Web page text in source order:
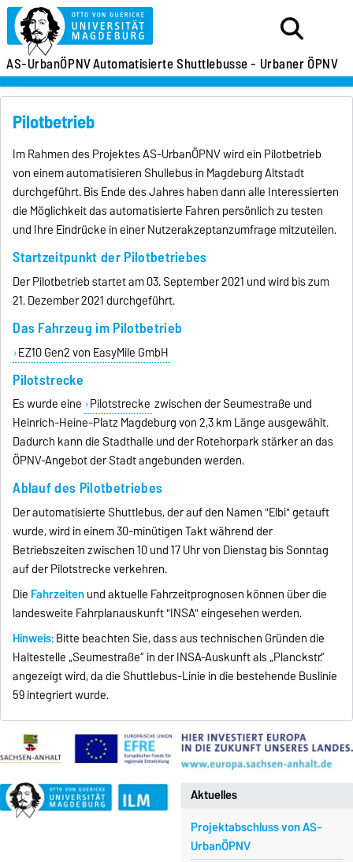
AS-UrbanÖPNVAutomatisierte Shuttlebusse - Urbaner ÖPNV
Pilotbetrieb
Im Rahmen des Projektes AS-UrbanÖPNV wird ein Pilotbetrieb
von einem automatisieren Shullebus in Magdeburg Altstadt
durchgeführt. Bis Ende des Jahres haben dann alle Interessierten
die Möglichkeit das automatisierte Fahren persönlich zu testen
und Ihre Eindrücke in einer Nutzerakzeptanzumfrage mitzuteilen.
Startzeitpunkt der Pilotbetriebes
Der Pilotbetrieb startet am 03. September 2021 und wird bis zum
21. Dezember 2021 durchgeführt.
Das Fahrzeug im Pilotbetrieb
EZ10 Gen2 von EasyMile GmbH
Pilotstrecke
Es wurde eine Pilotstrecke zwischen der Seumestraße und
Heinrich-Heine-Platz Magdeburg von 2,3 km Länge ausgewählt.
Dadurch kann die Stadthalle und der Rotehorpark stärker an das
ÖPNV-Angebot der Stadt angebunden werden.
Ablauf des Pilotbetriebes
Der automatisierte Shuttlebus, der auf den Namen "Elbi" getauft
wurde, wird in einem 30-minütigen Takt während der
Betriebszeiten zwischen 10 und 17 Uhr von Dienstag bis Sonntag
auf der Pilotstrecke verkehren.
Die Fahrzeitenund aktuelle Fahrzeitprognosen können über die
landesweite Fahrplanauskunft "INSA" eingesehen werden.
Hinweis:Bitte beachten Sie, dass aus technischen Gründen die
Haltestelle „Seumestraße“ in der INSA-Auskunft als „Planckstr.“
angezeigt wird, da die Shuttlebus-Linie in die bestehende Buslinie
59 integriert wurde.
Aktuelles
Projektabschluss von AS-
UrbanÖPNV